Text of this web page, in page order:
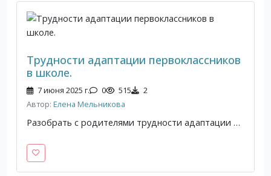
Трудности адаптации первоклассников
в школе.
7 июня 2025 г. 0 515 2
Автор: Елена Мельникова
Разобрать с родителями трудности адаптации первоклассников в школе.